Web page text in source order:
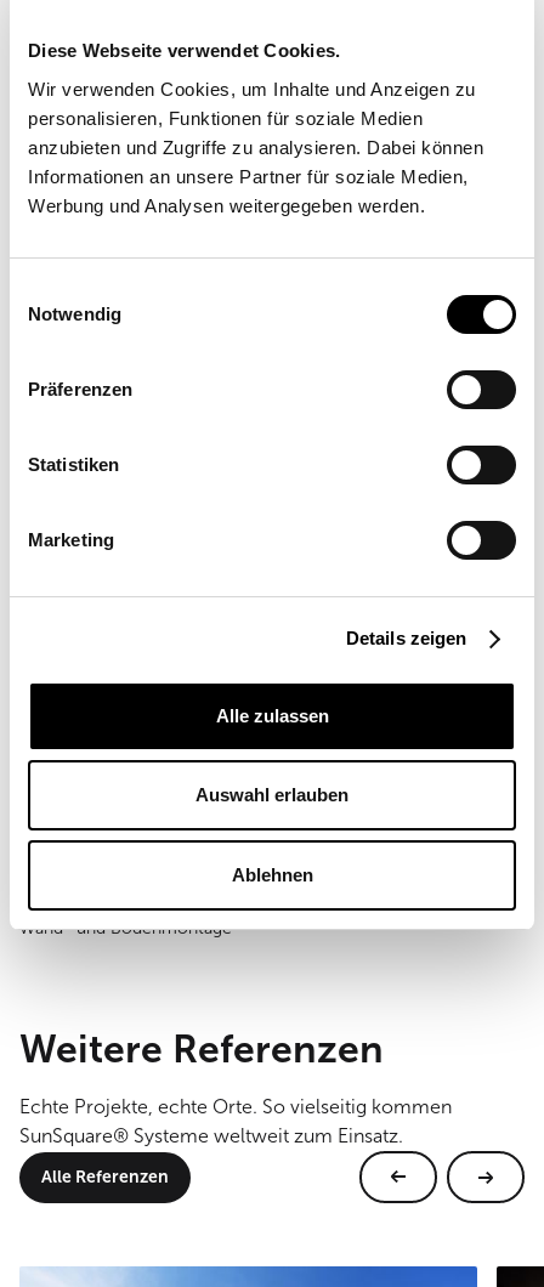
Diese Webseite verwendet Cookies.
Wir verwenden Cookies, um Inhalte und Anzeigen zu
personalisieren, Funktionen für soziale Medien
anzubieten und Zugriffe zu analysieren. Dabei können
Informationen an unsere Partner für soziale Medien,
Werbung und Analysen weitergegeben werden.
Notwendig
Präferenzen
Statistiken
Marketing
Details zeigen
Alle zulassen
Auswahl erlauben
Ablehnen
Umsetzungspartner
GmbH
Angebot anfordern Mehr Informationen
Ort
Einsatzort
Wand- und Bodenmontage
Weitere Referenzen
Echte Projekte, echte Orte. So vielseitig kommen
SunSquare® Systeme weltweit zum Einsatz.
Alle Referenzen